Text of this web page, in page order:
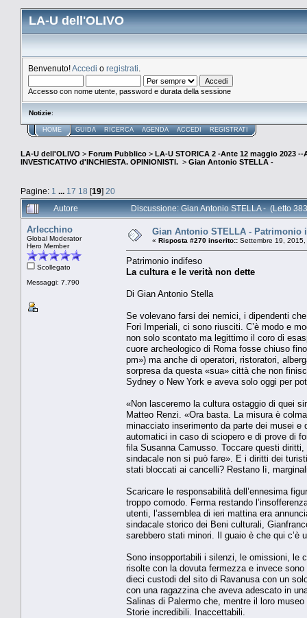
LA-U dell'OLIVO
Benvenuto!Accedi o registrati
Accesso con nome utente, password e durata della sessione
Notizie:
HOME GUIDA RICERCA AGENDA ACCEDI REGISTRATI
LA-U dell'OLIVO > Forum Pubblico > LA-U STORICA 2 -Ante 12 maggio 2023 --
INVESTICATIVO d'INCHIESTA. OPINIONISTI. > Gian Antonio STELLA -
Pagine: 1 ... 17 18 [19] 20
Autore
Discussione: Gian Antonio STELLA - (Letto
Arlecchino
Global Moderator
Hero Member
Scollegato
Messaggi: 7.790
Gian Antonio STELLA - Patrimonio
« Risposta #270 inserito:: Settembre 19,
Patrimonio indifeso
La cultura e le verità non dette
Di Gian Antonio Stella
Se volevano farsi dei nemici, i dipendenti
Fori Imperiali, ci sono riusciti. C’è modo e
non solo scontato ma legittimo il coro di
cuore archeologico di Roma fosse chiuso
pm») ma anche di operatori, ristoratori,
sorpresa da questa «sua» città che non
Sydney o New York e aveva solo oggi per
«Non lasceremo la cultura ostaggio di quei
Matteo Renzi. «Ora basta. La misura è
minacciato inserimento da parte dei musei
automatici in caso di sciopero e di prove di
fila Susanna Camusso. Toccare questi
sindacale non si può fare». E i diritti dei
stati bloccati ai cancelli? Restano lì,
Scaricare le responsabilità dell’ennesima
troppo comodo. Ferma restando
utenti, l’assemblea di ieri mattina era
sindacale storico dei Beni culturali,
sarebbero stati minori. Il guaio è che qui c’è
Sono insopportabili i silenzi, le omissioni, le
risolte con la dovuta fermezza e invece
dieci custodi del sito di Ravanusa con un
con una ragazzina che aveva adescato in
Salinas di Palermo che, mentre il loro
Storie incredibili. Inaccettabili.